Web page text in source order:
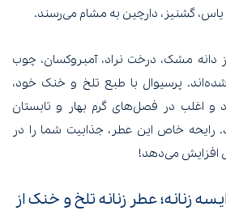
یاس، گشنیز، دارچین به مشام می‌رسند.
دانه مشک، درخت نراد، آمبروکسان، چوب
پرسیوال با طبع تلخ و خنک خود،
و اغلب در فصل‌های گرم بهار و تابستان
رایحه خاص این عطر، جذابیت شما را در
افزایش می‌دهد!
زنانه؛ عطر زنانه تلخ و خنک از